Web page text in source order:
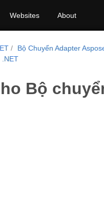
Websites About
Bộ Chuyển Adapter
.NET
Bộ